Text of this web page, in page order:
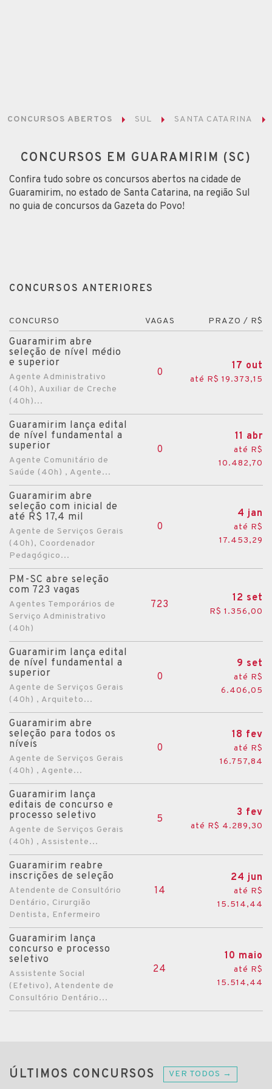
CONCURSOS ABERTOS SUL SANTA CATARINA
CONCURSOS EM GUARAMIRIM (SC)
Confira tudo sobre os concursos abertos na cidade de
Guaramirim, no estado de Santa Catarina, na região Sul
no guia de concursos da Gazeta do Povo!
CONCURSOS ANTERIORES
CONCURSO VAGAS PRAZO / R$
Guaramirim abre
seleção de nível médio
e superior
Agente Administrativo
(40h), Auxiliar de Creche
(40h)...
0
17 out
até R$ 19.373,15
Guaramirim lança edital
de nível fundamental a
superior
Agente Comunitário de
Saúde (40h) , Agente...
0
11 abr
até R$
10.482,70
Guaramirim abre
seleção com inicial de
até R$ 17,4 mil
Agente de Serviços Gerais
(40h), Coordenador
Pedagógico...
0
4 jan
até R$
17.453,29
PM-SC abre seleção
com 723 vagas
Agentes Temporários de
Serviço Administrativo
(40h)
723
12 set
R$ 1.356,00
Guaramirim lança edital
de nível fundamental a
superior
Agente de Serviços Gerais
(40h) , Arquiteto...
0
9 set
até R$
6.406,05
Guaramirim abre
seleção para todos os
níveis
Agente de Serviços Gerais
(40h) , Agente...
0
18 fev
até R$
16.757,84
Guaramirim lança
editais de concurso e
processo seletivo
Agente de Serviços Gerais
(40h) , Assistente...
5
3 fev
até R$ 4.289,30
Guaramirim reabre
inscrições de seleção
Atendente de Consultório
Dentário, Cirurgião
Dentista, Enfermeiro
14
24 jun
até R$
15.514,44
Guaramirim lança
concurso e processo
seletivo
Assistente Social
(Efetivo), Atendente de
Consultório Dentário...
24
10 maio
até R$
15.514,44
ÚLTIMOS CONCURSOS VER TODOS →